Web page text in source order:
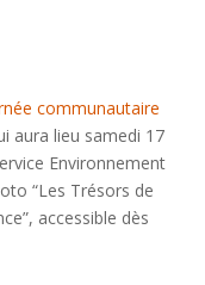
communautaire
aura lieu samedi 17
Environnement
“Les Trésors de
accessible dès